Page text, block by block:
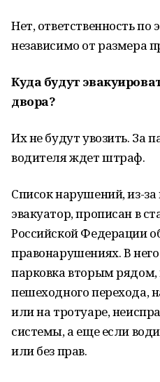
Нет, ответственность по
независимо от размера
Куда будут
двора?
Их не будут увозить. За
водителя ждет штраф.
Список нарушений, из-
эвакуатор, прописан в
Российской Федерации
правонарушениях. В
парковка вторым рядом,
пешеходного перехода,
или на тротуаре,
системы, а еще если
или без прав.